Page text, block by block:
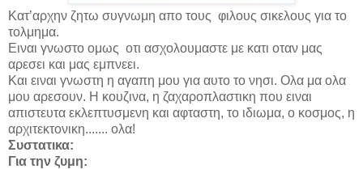
Κατ’αρχην ζητω συγνωμη απο τους φιλους σικελους για το
τολμημα.
Ειναι γνωστο ομως οτι ασχολουμαστε με κατι οταν μας
αρεσει και μας εμπνεει.
Και ειναι γνωστη η αγαπη μου για αυτο το νησι. Ολα μα ολα
μου αρεσουν. Η κουζινα, η ζαχαροπλαστικη που ειναι
απιστευτα εκλεπτυσμενη και αφταστη, το ιδιωμα, ο κοσμος, η
αρχιτεκτονικη....... ολα!
Συστατικα:
Για την ζυμη: